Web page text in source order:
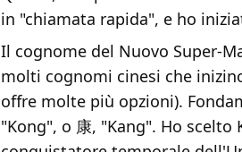
in "chiamata rapida", e ho
Il cognome del Nuovo Super-
molti cognomi cinesi che
offre molte più opzioni).
"Kong", o 康, "Kang". Ho